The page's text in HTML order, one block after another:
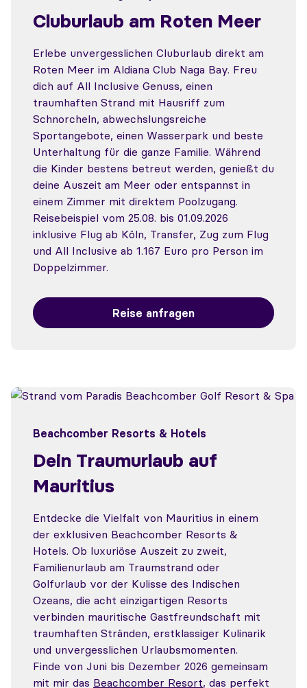
Cluburlaub am Roten Meer
Erlebe unvergesslichen Cluburlaub direkt am
Roten Meer im Aldiana Club Naga Bay. Freu
dich auf All Inclusive Genuss, einen
traumhaften Strand mit Hausriff zum
Schnorcheln, abwechslungsreiche
Sportangebote, einen Wasserpark und beste
Unterhaltung für die ganze Familie. Während
die Kinder bestens betreut werden, genießt du
deine Auszeit am Meer oder entspannst in
einem Zimmer mit direktem Poolzugang.
Reisebeispiel vom 25.08. bis 01.09.2026
inklusive Flug ab Köln, Transfer, Zug zum Flug
und All Inclusive ab 1.167 Euro pro Person im
Doppelzimmer.
Reise anfragen
Beachcomber Resorts & Hotels
Dein Traumurlaub auf
Mauritius
Entdecke die Vielfalt von Mauritius in einem
der exklusiven Beachcomber Resorts &
Hotels. Ob luxuriöse Auszeit zu zweit,
Familienurlaub am Traumstrand oder
Golfurlaub vor der Kulisse des Indischen
Ozeans, die acht einzigartigen Resorts
verbinden mauritische Gastfreundschaft mit
traumhaften Stränden, erstklassiger Kulinarik
und unvergesslichen Urlaubsmomenten.
Finde von Juni bis Dezember 2026 gemeinsam
mit mir das Beachcomber Resort, das perfekt